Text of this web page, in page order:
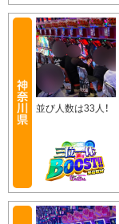
並び人数は33人！